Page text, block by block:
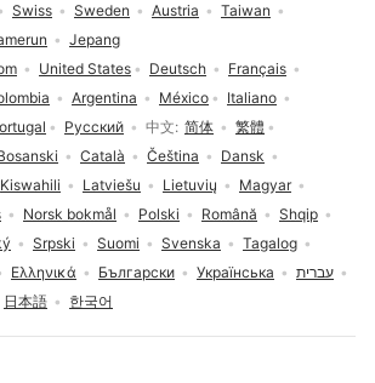
United States Deutsch
Français
Argentina México
Italiano
Русский 中文 简体
繁體
Català Čeština
Dansk
Kiswahili Latviešu Lietuvių
Magyar
Norsk bokmål Polski Română
Shqip
Srpski Suomi Svenska
Tagalog
Ελληνικά Български Українська
עברית
日本語 한국어
Swiss Sweden Austria
Taiwan
Jepang